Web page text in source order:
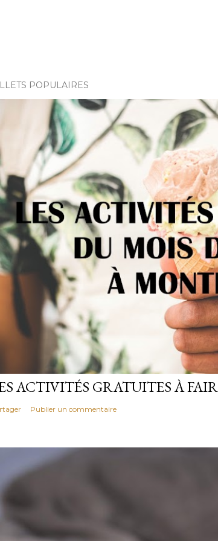
POPULAIRES
ACTIVITÉS GRATUITES À
Publier un commentaire